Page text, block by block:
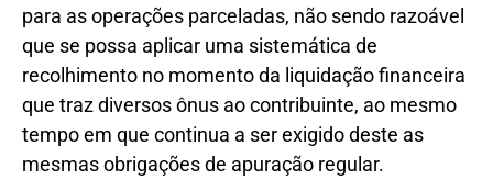
para as operações parceladas, não sendo razoável
que se possa aplicar uma sistemática de
recolhimento no momento da liquidação financeira
que traz diversos ônus ao contribuinte, ao mesmo
tempo em que continua a ser exigido deste as
mesmas obrigações de apuração regular.